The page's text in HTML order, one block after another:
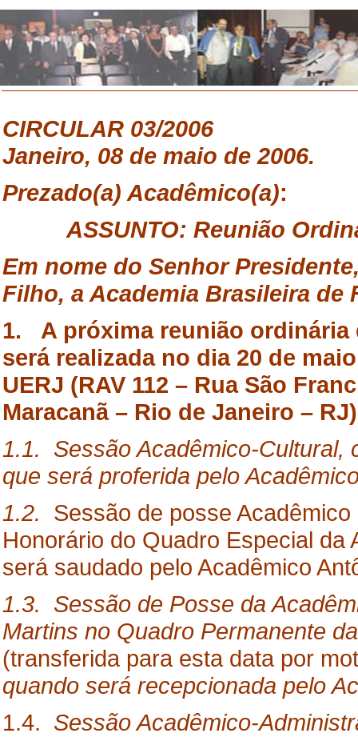
CIRCULAR 03/
Janeiro, 08 de maio de 2006.
Prezado(a) Acadêmico(a):
ASSUNTO: Reunião
Em nome do Senhor
Filho, a Academia Brasileira de
1. A próxima reunião ordinária
será realizada no dia 20 de
UERJ (RAV 112 – Rua São
Maracanã – Rio de Janeiro –
1.1. SessãoAcadêmico-Cultural,
que será proferida pelo
1.2. Sessão de posse
Honorário do Quadro Especial da
será saudado pelo Acadêmico
1.3. Sessão de Posse da
Martins no Quadro Permanente
(transferida para esta data por
quando será recepcionada pelo
1.4. SessãoAcadêmico-